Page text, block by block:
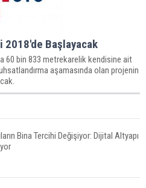
2018'de Başlayacak
60 bin 833 metrekarelik kendisine ait
aşamasında olan projenin
Bina Tercihi Değişiyor: Dijital Altyapı